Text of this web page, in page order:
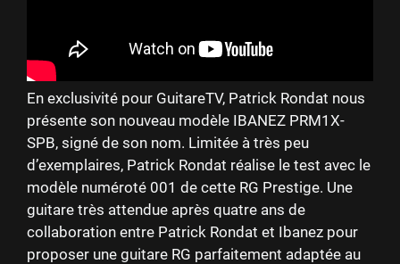
En exclusivité pour GuitareTV, Patrick Rondat nous
présente son nouveau modèle IBANEZ PRM1X-
SPB, signé de son nom. Limitée à très peu
d’exemplaires, Patrick Rondat réalise le test avec le
modèle numéroté 001 de cette RG Prestige. Une
guitare très attendue après quatre ans de
collaboration entre Patrick Rondat et Ibanez pour
proposer une guitare RG parfaitement adaptée au